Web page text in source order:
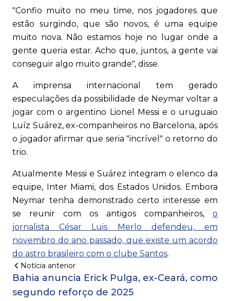
"Confio muito no meu time, nos jogadores que
estão surgindo, que são novos, é uma equipe
muito nova. Não estamos hoje no lugar onde a
gente queria estar. Acho que, juntos, a gente vai
conseguir algo muito grande", disse.
A imprensa internacional tem gerado
especulações da possibilidade de Neymar voltar a
jogar com o argentino Lionel Messi e o uruguaio
Luíz Suárez, ex-companheiros no Barcelona, após
o jogador afirmar que seria "incrível" o retorno do
trio.
Atualmente Messi e Suárez integram o elenco da
equipe, Inter Miami, dos Estados Unidos. Embora
Neymar tenha demonstrado certo interesse em
se reunir com os antigos companheiros, o
jornalista César Luis Merlo defendeu, em
novembro do ano passado, que existe um acordo
do astro brasileiro com o clube Santos.
Notícia anterior
Bahia anuncia Erick Pulga, ex-Ceará, como
segundo reforço de 2025